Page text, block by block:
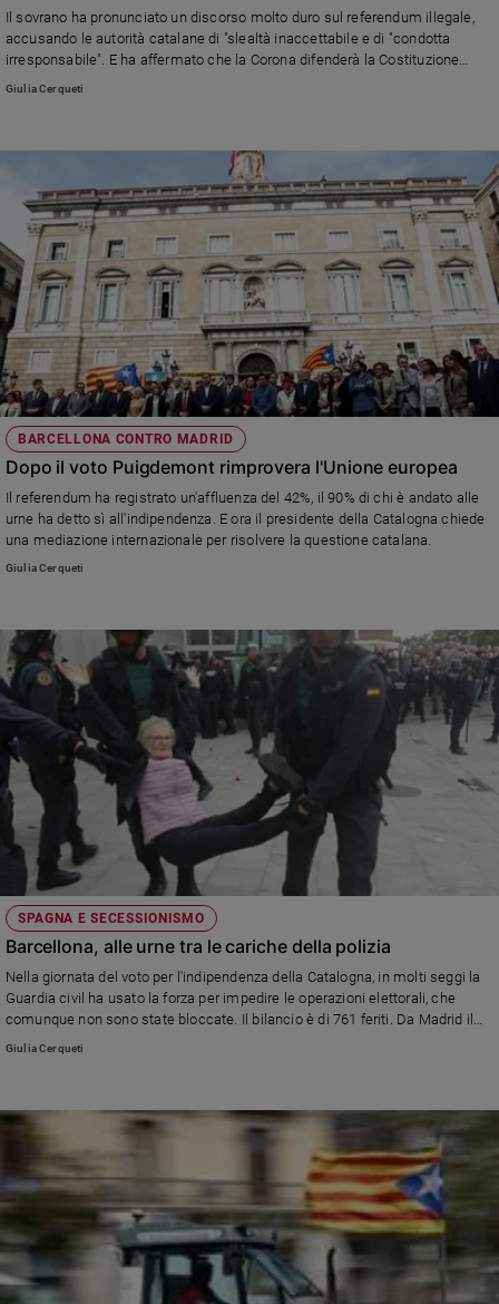
Il sovrano ha pronunciato un discorso molto duro sul referendum illegale,
accusando le autorità catalane di "slealtà inaccettabile e di "condotta
irresponsabile". E ha affermato che la Corona difenderà la Costituzione
contro i tentativi di divisione.
Giulia Cerqueti
BARCELLONA CONTRO MADRID
Dopo il voto Puigdemont rimprovera l'Unione europea
Il referendum ha registrato un'affluenza del 42%, il 90% di chi è andato alle
urne ha detto sì all'indipendenza. E ora il presidente della Catalogna chiede
una mediazione internazionale per risolvere la questione catalana.
Giulia Cerqueti
SPAGNA E SECESSIONISMO
Barcellona, alle urne tra le cariche della polizia
Nella giornata del voto per l'indipendenza della Catalogna, in molti seggi la
Guardia civil ha usato la forza per impedire le operazioni elettorali, che
comunque non sono state bloccate. Il bilancio è di 761 feriti. Da Madrid il
premier Mariano Rajoy afferma: "Non c'è stato alcun referendum".
Giulia Cerqueti